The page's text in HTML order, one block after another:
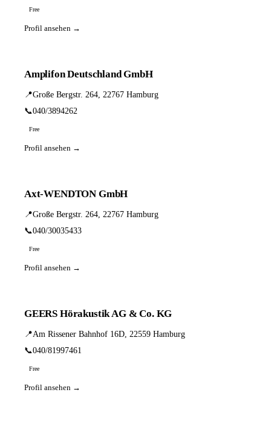
Free
Profil ansehen →
Amplifon Deutschland GmbH
📍Große Bergstr. 264, 22767 Hamburg
📞040/3894262
Free
Profil ansehen →
Axt-WENDTON GmbH
📍Große Bergstr. 264, 22767 Hamburg
📞040/30035433
Free
Profil ansehen →
GEERS Hörakustik AG & Co. KG
📍Am Rissener Bahnhof 16D, 22559 Hamburg
📞040/81997461
Free
Profil ansehen →